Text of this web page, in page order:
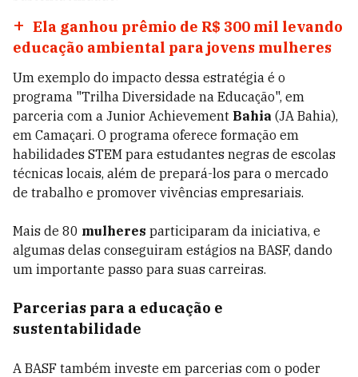
Ela ganhou prêmio de R$ 300 mil levando
educação ambiental para jovens mulheres
Um exemplo do impacto dessa estratégia é o
programa "Trilha Diversidade na Educação", em
parceria com a Junior Achievement Bahia (JA Bahia),
em Camaçari. O programa oferece formação em
habilidades STEM para estudantes negras de escolas
técnicas locais, além de prepará-los para o mercado
de trabalho e promover vivências empresariais.
Mais de 80 mulheres participaram da iniciativa, e
algumas delas conseguiram estágios na BASF, dando
um importante passo para suas carreiras.
Parcerias para a educação e
sustentabilidade
A BASF também investe em parcerias com o poder